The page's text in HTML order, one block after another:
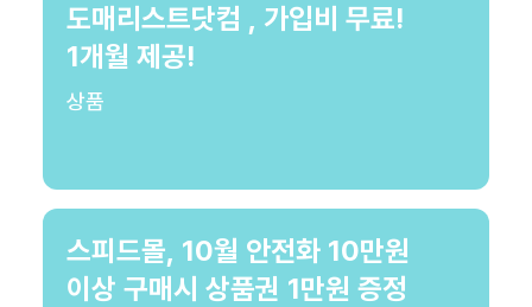
도매리스트닷컴 , 가입비 무료!
1개월 제공!
상품
스피드몰, 10월 안전화 10만원
이상 구매시 상품권 1만원 증정